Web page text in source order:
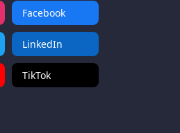
Facebook
LinkedIn
TikTok